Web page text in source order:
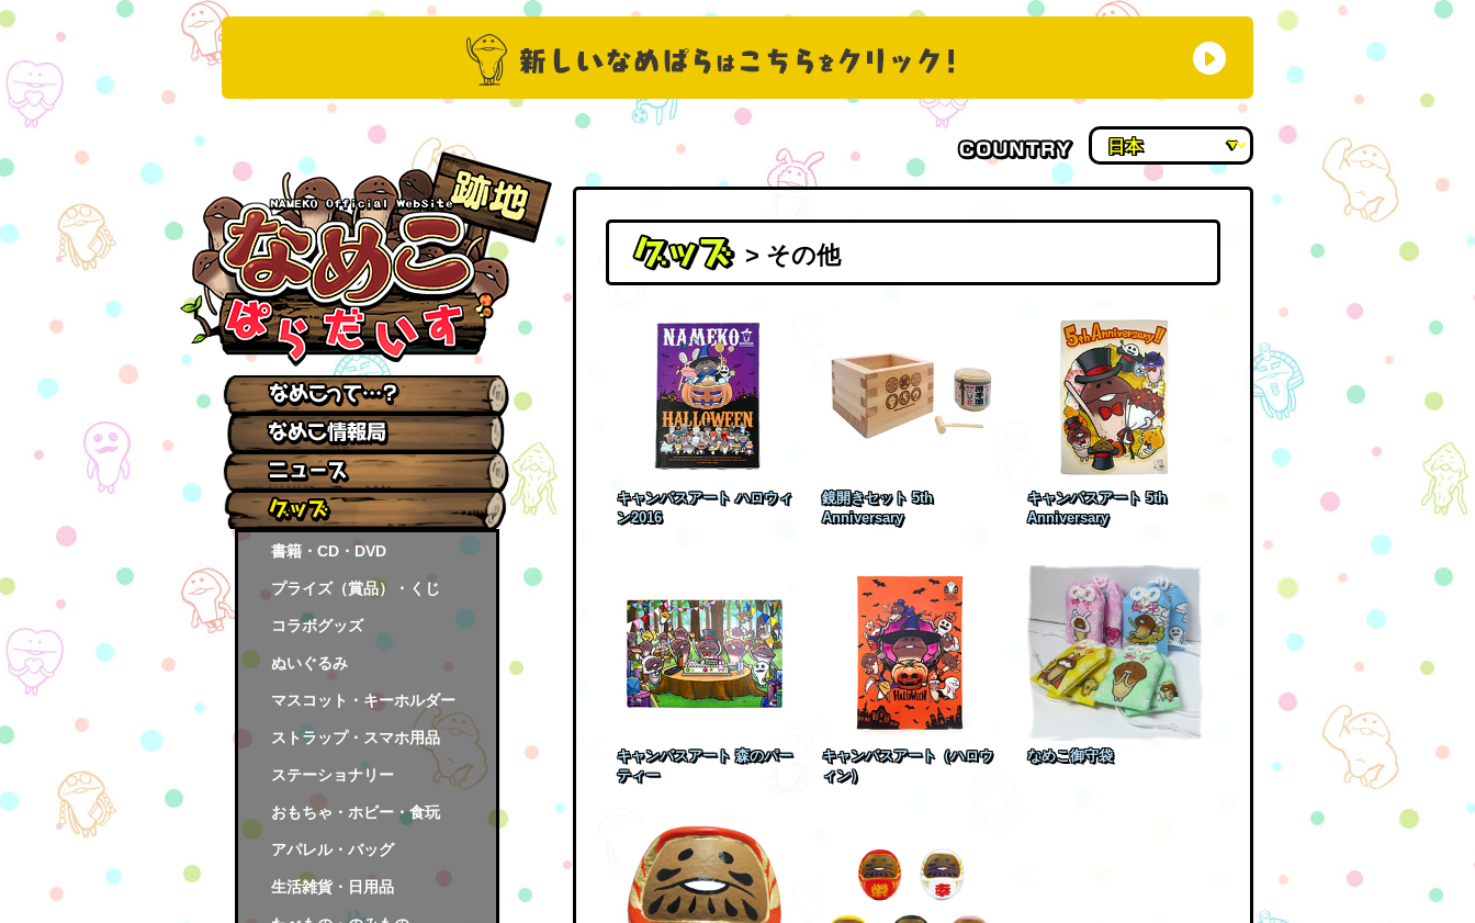
書籍・CD・DVD
プライズ（賞品）・くじ
コラボグッズ
ぬいぐるみ
マスコット・キーホルダー
ストラップ・スマホ用品
ステーショナリー
おもちゃ・ホビー・食玩
アパレル・バッグ
生活雑貨・日用品
> その他
キャンバスアート ハロウィ
ン2016
鏡開きセット 5th
Anniversary
キャンバスアート 5th
Anniversary
キャンバスアート 森のパー
ティー
キャンバスアート（ハロウ
ィン）
なめこ御守袋